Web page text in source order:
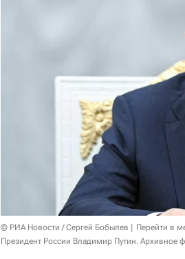
© РИА Новости / Сергей Бобылев
Перейти в
Президент России Владимир Путин. Архивное